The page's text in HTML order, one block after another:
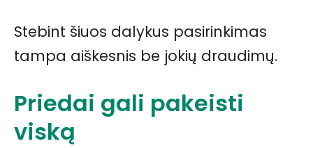
Stebint šiuos dalykus pasirinkimas
tampa aiškesnis be jokių draudimų.
Priedai gali pakeisti
viską